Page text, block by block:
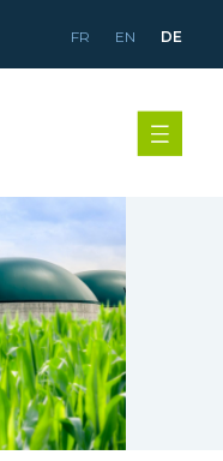
FR EN DE